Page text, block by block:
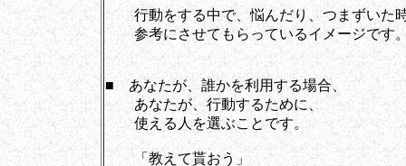
行動をする中で、悩んだり、つまずいた
参考にさせてもらっているイメージです
■ あなたが、誰かを利用する場合、
あなたが、行動するために、
使える人を選ぶことです。
「教えて貰おう」